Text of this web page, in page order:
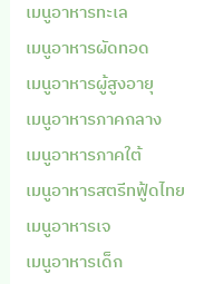
เมนูอาหารทะเล
เมนูอาหารผัดทอด
เมนูอาหารผู้สูงอายุ
เมนูอาหารภาคกลาง
เมนูอาหารภาคใต้
เมนูอาหารสตรีทฟู้ดไทย
เมนูอาหารเจ
เมนูอาหารเด็ก